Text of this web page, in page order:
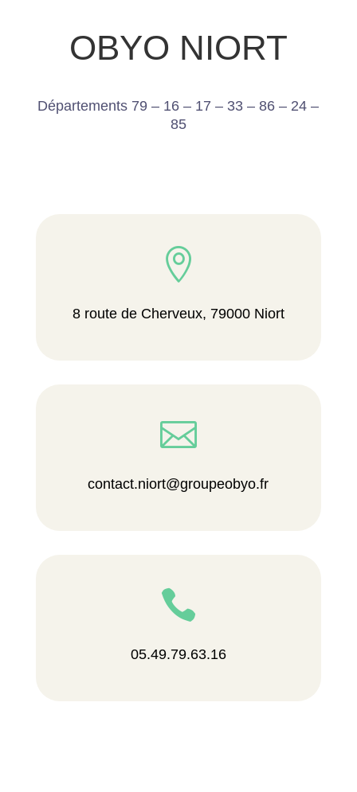
OBYO NIORT
Départements 79 – 16 – 17 – 33 – 86 – 24 –
85

8 route de Cherveux, 79000 Niort

contact.niort@groupeobyo.fr

05.49.79.63.16